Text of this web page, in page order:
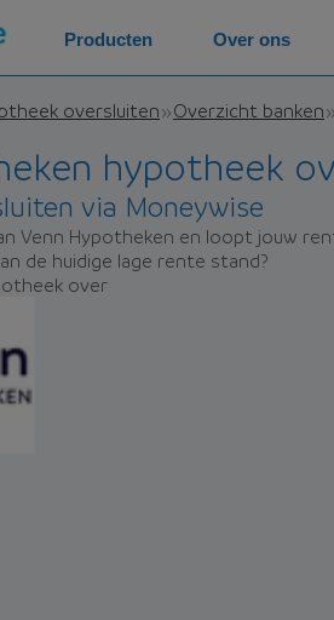
oversluiten Overzicht banken
hypotheek
via Moneywise
Venn Hypotheken en loopt jouw
de huidige lage rente stand?
over
Producten Over ons